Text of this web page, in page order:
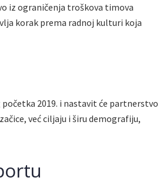
iz ograničenja troškova timova
korak prema radnoj kulturi koja
2019. i nastavit će partnerstvo
već ciljaju i širu demografiju,